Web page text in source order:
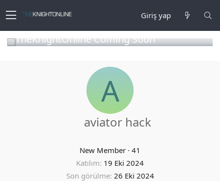
Giriş yap
TheKnightOnline Coming Soon
A
aviator hack
New Member · 41
Katılım 19 Eki 2024
Son görülme 26 Eki 2024